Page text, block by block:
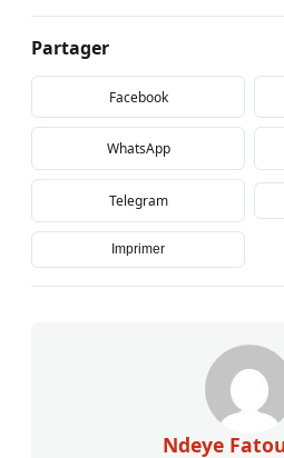
Partager
Facebook
WhatsApp
Telegram
Imprimer
Ndeye